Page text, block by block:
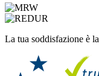
La tua soddisfazione è